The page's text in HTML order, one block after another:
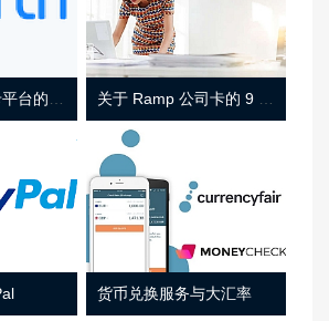
货币兑换服务与大汇率